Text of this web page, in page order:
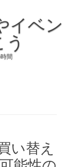
イベン
間
い替え